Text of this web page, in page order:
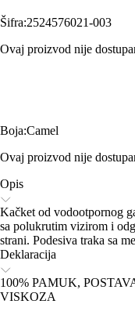
Šifra:2524576021-003
Ovaj proizvod nije
Boja:Camel
Ovaj proizvod nije
Opis
Kačket od vodootpornog
sa polukrutim vizirom i
strani. Podesiva traka sa
Deklaracija
100% PAMUK,
VISKOZA